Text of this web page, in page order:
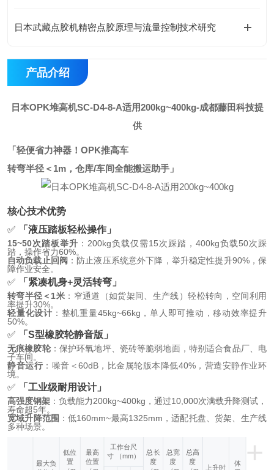
日本武藏点胶机精密点胶原理与流量控制技术研究
产品介绍
日本OPK堆高机SC-D4-8-A适用200kg~400kg-成都藤田科技提
供
「轻便省力神器！OPK推高车
转弯半径＜1m，仓库/车间全能搬运助手」
核心技术优势
✅
「液压踏板轻松操作」
15~50次踏板举升 ：200kg负载仅需15次踩踏，400kg负载50次踩
踏，操作省力60%。
自动负载止回阀 ：防止液压系统意外下降，举升稳定性提升90%，保
障作业安全。
✅ 「紧凑机身+灵活转弯」
转弯半径＜1米 ：窄通道（如货架间、生产线）轻松转向，空间利用
率提升30%。
轻量化设计 ：整机重量45kg~66kg，单人即可推动，移动效率提升
50%。
✅ 「S型橡胶轮静音版」
无痕橡胶轮：保护环氧地坪、瓷砖等脆弱地面，特别适合食品厂、电
子车间。
静音运行 ：噪音＜60dB，比金属轮版本降低40%，营造安静作业环
境。
✅ 「工业级耐用设计」
高强度钢架 ：负载能力200kg~400kg，通过10,000次满载升降测试，
寿命超5年。
宽域升降范围 ：低160mm~最高1325mm，适配托盘、货架、生产线
多种场景。
+
最大负
低位
置
最高
位置
工作台尺
寸 （mm）
总长
度
总宽
度
总高
度
上升时
体